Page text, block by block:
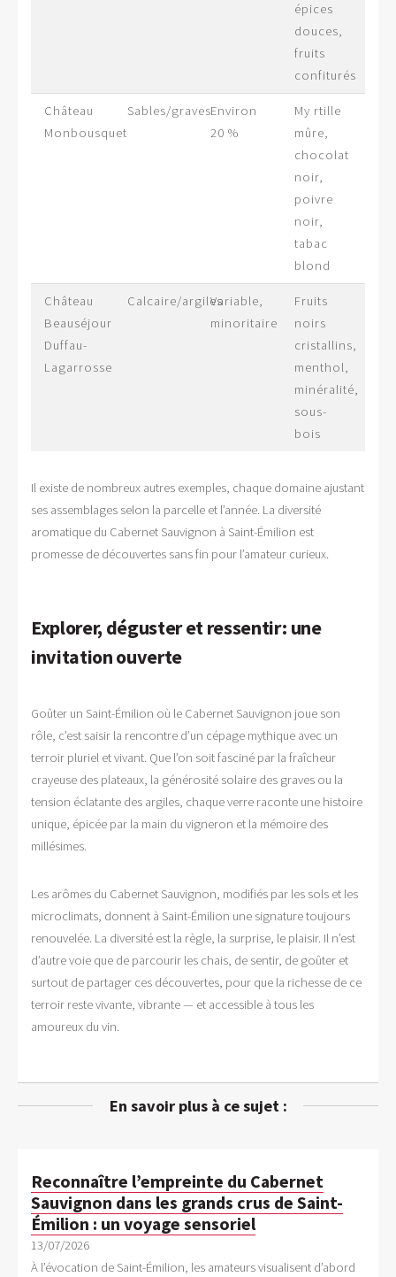
épices
douces,
fruits
confiturés
Château
Monbousquet
Sables/gravesEnviron
20 %
My rtille
mûre,
chocolat
noir,
poivre
noir,
tabac
blond
Château
Beauséjour
Duffau-
Lagarrosse
Calcaire/argilesVariable,
minoritaire
Fruits
noirs
cristallins,
menthol,
minéralité,
sous-
bois
Il existe de nombreux autres exemples, chaque domaine ajustant
ses assemblages selon la parcelle et l’année. La diversité
aromatique du Cabernet Sauvignon à Saint-Émilion est
promesse de découvertes sans fin pour l’amateur curieux.
Explorer, déguster et ressentir : une
invitation ouverte
Goûter un Saint-Émilion où le Cabernet Sauvignon joue son
rôle, c’est saisir la rencontre d’un cépage mythique avec un
terroir pluriel et vivant. Que l’on soit fasciné par la fraîcheur
crayeuse des plateaux, la générosité solaire des graves ou la
tension éclatante des argiles, chaque verre raconte une histoire
unique, épicée par la main du vigneron et la mémoire des
millésimes.
Les arômes du Cabernet Sauvignon, modifiés par les sols et les
microclimats, donnent à Saint-Émilion une signature toujours
renouvelée. La diversité est la règle, la surprise, le plaisir. Il n’est
d’autre voie que de parcourir les chais, de sentir, de goûter et
surtout de partager ces découvertes, pour que la richesse de ce
terroir reste vivante, vibrante — et accessible à tous les
amoureux du vin.
En savoir plus à ce sujet :
Reconnaître l’empreinte du Cabernet
Sauvignon dans les grands crus de Saint-
Émilion : un voyage sensoriel
13/07/2026
À l’évocation de Saint-Émilion, les amateurs visualisent d’abord